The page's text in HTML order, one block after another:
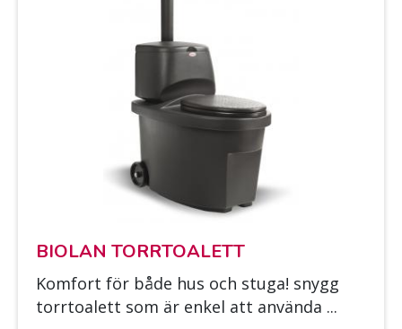
BIO­LAN TORR­TOA­LETT
Kom­fort för både hus och stu­ga! snygg
torr­toa­lett som är en­kel att an­vän­da ...